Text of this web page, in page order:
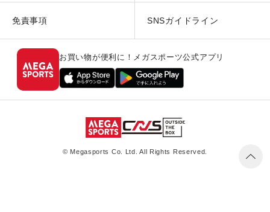
免責事項 SNSガイドライン
お買い物が便利に！メガスポーツ公式アプリ
© Megasports Co. Ltd. All Rights Reserved.